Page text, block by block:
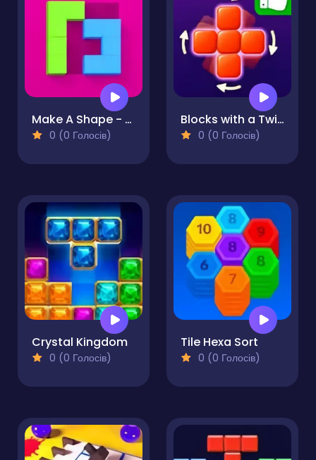
Make A Shape - Puzzle
0 (0 Голосів)
Blocks with a Twist
0 (0 Голосів)
Crystal Kingdom
0 (0 Голосів)
Tile Hexa Sort
0 (0 Голосів)